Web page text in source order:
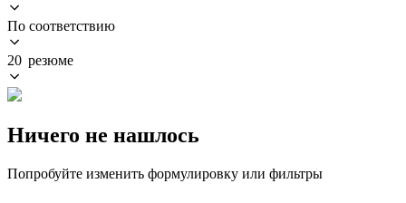
По соответствию
20 резюме
Ничего не нашлось
Попробуйте изменить формулировку или фильтры